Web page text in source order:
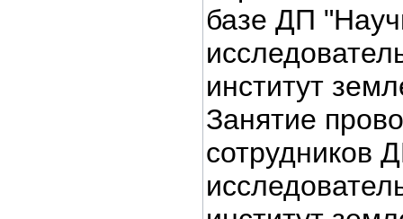
базе ДП
институт
Занятие
сотрудников